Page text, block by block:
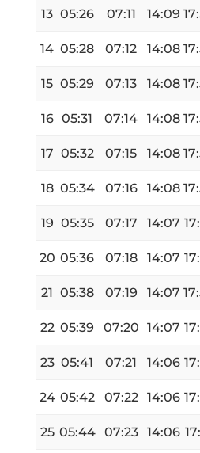
13 05:26 07:11 14:09
14 05:28 07:12 14:08
15 05:29 07:13 14:08
16 05:31 07:14 14:08
17 05:32 07:15 14:08
18 05:34 07:16 14:08
19 05:35 07:17 14:07
20 05:36 07:18 14:07
21 05:38 07:19 14:07
22 05:39 07:20 14:07
23 05:41 07:21 14:06
24 05:42 07:22 14:06
25 05:44 07:23 14:06